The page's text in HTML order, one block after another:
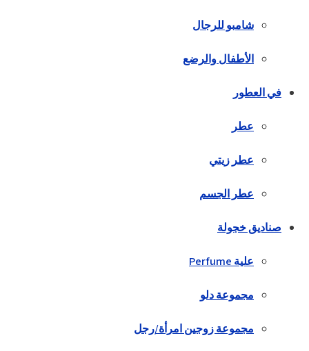
شامبو للرجال
الأطفال والرضع
في العطور
عطر
عطر زيتي
عطر الجسم
صناديق خجولة
علية Perfume
مجموعة دلو
مجموعة زوجين امرأة/رجل